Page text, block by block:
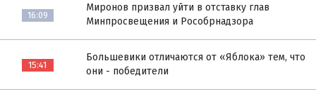
16:09
Миронов призвал уйти в отставку глав
Минпросвещения и Рособрнадзора
15:41
Большевики отличаются от «Яблока» тем, что
они - победители